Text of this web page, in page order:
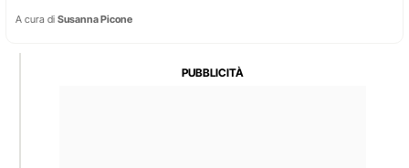
A cura di Susanna Picone